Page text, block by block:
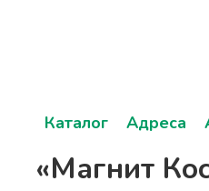
Каталог Адреса
«Магнит